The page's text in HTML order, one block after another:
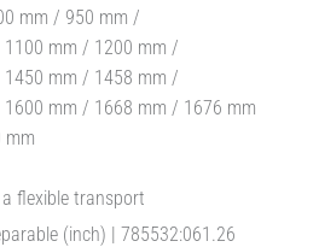
mm / 950 mm /
mm / 1200 mm /
mm / 1458 mm /
mm / 1668 mm / 1676 mm
mm
flexible transport
(inch) | 785532:061.26